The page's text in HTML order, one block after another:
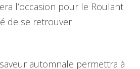
l’occasion pour le Roulant
de se retrouver
automnale permettra à